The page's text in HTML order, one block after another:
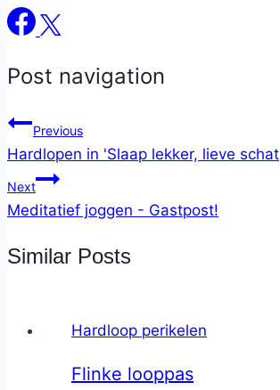
Post navigation
Previous
Hardlopen in 'Slaap lekker, lieve schat
Next
Meditatief joggen - Gastpost!
Similar Posts
Hardloop perikelen
Flinke looppas